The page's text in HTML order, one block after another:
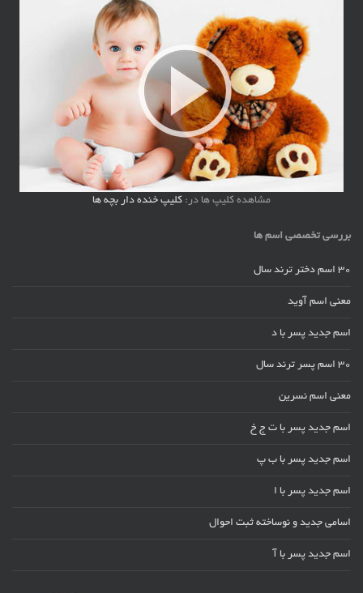
مشاهده کلیپ ها در: کلیپ خنده دار بچه ها
بررسی تخصصی اسم ها
30 اسم دختر ترند سال
معنی اسم آوید
اسم جدید پسر با د
30 اسم پسر ترند سال
معنی اسم نسرین
اسم جدید پسر با ت ج خ
اسم جدید پسر با ب پ
اسم جدید پسر با ا
اسامی جدید و نوساخته ثبت احوال
اسم جدید پسر با آ